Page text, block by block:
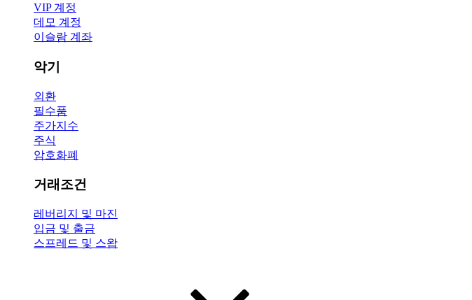
VIP 계정
데모 계정
이슬람 계좌
악기
외환
필수품
주가지수
주식
암호화폐
거래조건
레버리지 및 마진
입금 및 출금
스프레드 및 스왑